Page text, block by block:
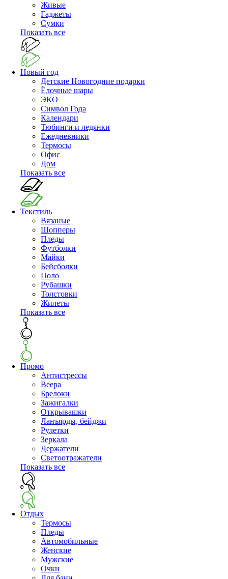
Живые
Гаджеты
Сумки
Показать все
Новый год
Детские Новогодние подарки
Ёлочные шары
ЭКО
Символ Года
Календари
Тюбинги и ледянки
Ежедневники
Термосы
Офис
Дом
Показать все
Текстиль
Вязаные
Шопперы
Пледы
Футболки
Майки
Бейсболки
Поло
Рубашки
Толстовки
Жилеты
Показать все
Промо
Антистрессы
Веера
Брелоки
Зажигалки
Открывашки
Ланъярды, бейджи
Рулетки
Зеркала
Держатели
Светоотражатели
Показать все
Отдых
Термосы
Пледы
Автомобильные
Женские
Мужские
Очки